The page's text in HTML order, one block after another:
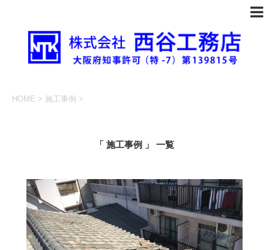
HOME > 施工事例 >
「 施工事例 」 一覧